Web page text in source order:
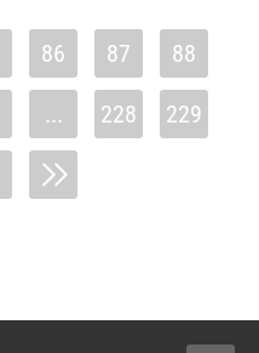
86 87 88
... 228 229